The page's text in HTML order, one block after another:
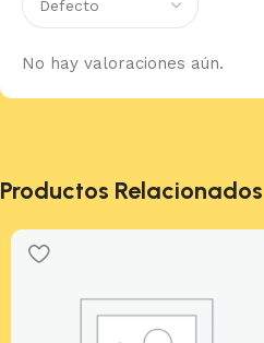
No hay valoraciones aún.
Productos Relacionados